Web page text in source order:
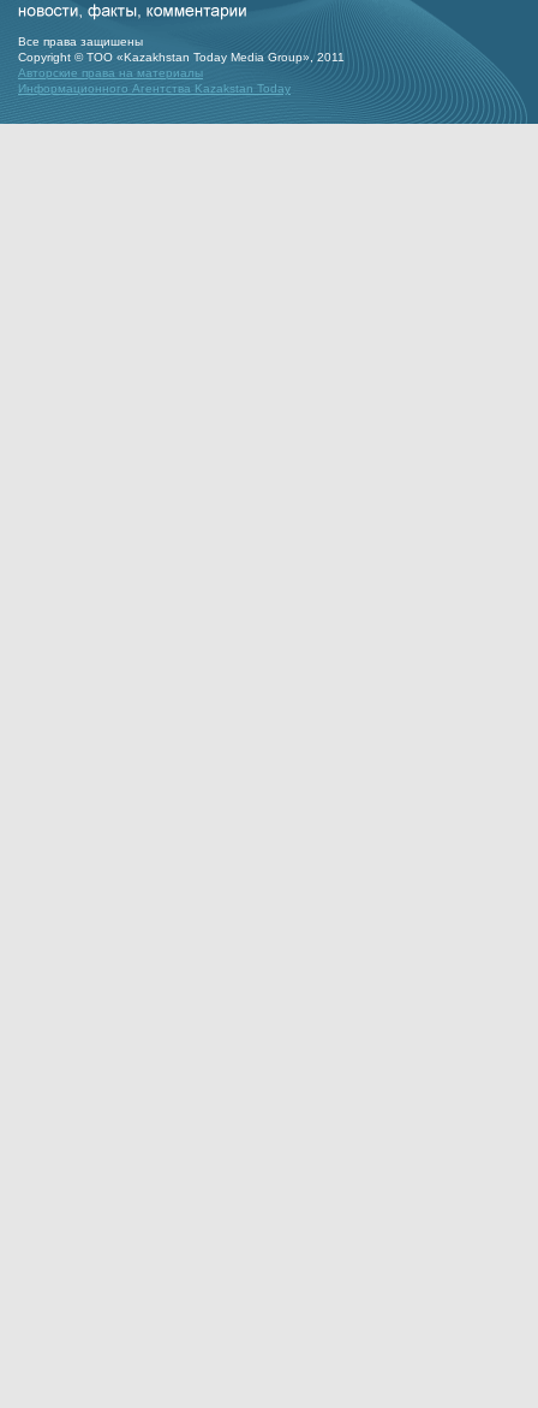
Все права защишены
Copyright © ТОО «Kazakhstan Today Media Group», 2011
Авторские права на материалы
Информационного Агентства Kazakstan Today